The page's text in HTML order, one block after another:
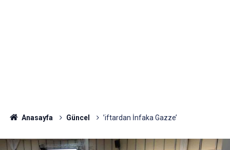
Anasayfa Güncel ’iftardan İnfaka Gazze’